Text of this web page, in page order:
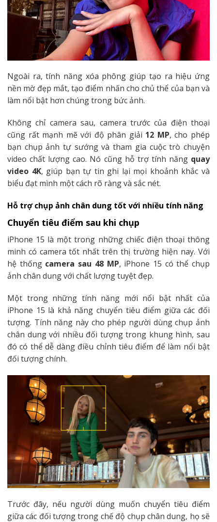
Ngoài ra, tính năng xóa phông giúp tạo ra hiệu ứng
nền mờ đẹp mắt, tạo điểm nhấn cho chủ thể của bạn và
làm nổi bật hơn chúng trong bức ảnh.
Không chỉ camera sau, camera trước của điện thoại
cũng rất mạnh mẽ với độ phân giải 12 MP, cho phép
bạn chụp ảnh tự sướng và tham gia cuộc trò chuyện
video chất lượng cao. Nó cũng hỗ trợ tính năngquay
video 4K, giúp bạn tự tin ghi lại mọi khoảnh khắc và
biểu đạt mình một cách rõ ràng và sắc nét.
Hỗ trợ chụp ảnh chân dung tốt với nhiều tính năng
Chuyển tiêu điểm sau khi chụp
iPhone 15 là một trong những chiếc điện thoại thông
minh có camera tốt nhất trên thị trường hiện nay. Với
hệ thốngcamera sau 48 MP, iPhone 15 có thể chụp
ảnh chân dung với chất lượng tuyệt đẹp.
Một trong những tính năng mới nổi bật nhất của
iPhone 15 là khả năng chuyển tiêu điểm giữa các đối
tượng. Tính năng này cho phép người dùng chụp ảnh
chân dung với nhiều đối tượng trong khung hình, sau
đó có thể dễ dàng điều chỉnh tiêu điểm để làm nổi bật
đối tượng chính.
Trước đây, nếu người dùng muốn chuyển tiêu điểm
giữa các đối tượng trong chế độ chụp chân dung, họ sẽ